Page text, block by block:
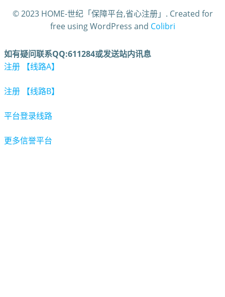
© 2023 HOME-世纪「保障平台,省心注册」. Created for
free using WordPress and Colibri
如有疑问联系QQ:611284或发送站内讯息
注册 【线路A】
注册 【线路B】
平台登录线路
更多信誉平台